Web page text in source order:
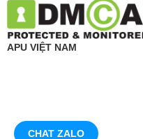
APU VIỆT NAM
CHAT ZALO